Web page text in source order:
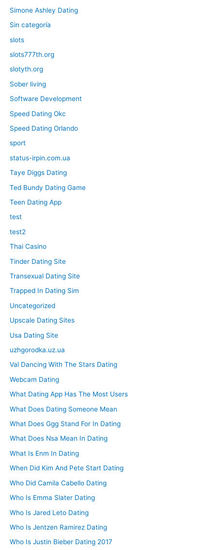
Simone Ashley Dating
Sin categoría
slots
slots777th.org
slotyth.org
Sober living
Software Development
Speed Dating Okc
Speed Dating Orlando
sport
status-irpin.com.ua
Taye Diggs Dating
Ted Bundy Dating Game
Teen Dating App
test
test2
Thai Casino
Tinder Dating Site
Transexual Dating Site
Trapped In Dating Sim
Uncategorized
Upscale Dating Sites
Usa Dating Site
uzhgorodka.uz.ua
Val Dancing With The Stars Dating
Webcam Dating
What Dating App Has The Most Users
What Does Dating Someone Mean
What Does Ggg Stand For In Dating
What Does Nsa Mean In Dating
What Is Enm In Dating
When Did Kim And Pete Start Dating
Who Did Camila Cabello Dating
Who Is Emma Slater Dating
Who Is Jared Leto Dating
Who Is Jentzen Ramirez Dating
Who Is Justin Bieber Dating 2017